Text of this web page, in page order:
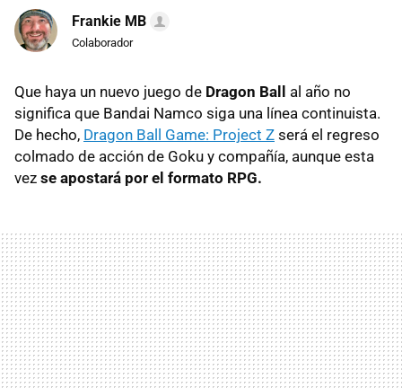
Frankie MB
Colaborador
Que haya un nuevo juego de Dragon Ball al año no
significa que Bandai Namco siga una línea continuista.
De hecho, Dragon Ball Game: Project Z será el regreso
colmado de acción de Goku y compañía, aunque esta
vez se apostará por el formato RPG.